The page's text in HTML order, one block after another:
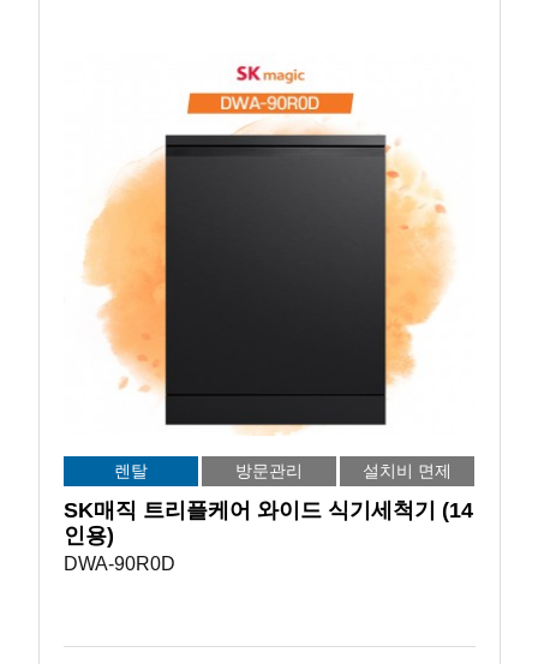
렌탈 방문관리 설치비 면제
SK매직 트리플케어 와이드 식기세척기 (14
인용)
DWA-90R0D